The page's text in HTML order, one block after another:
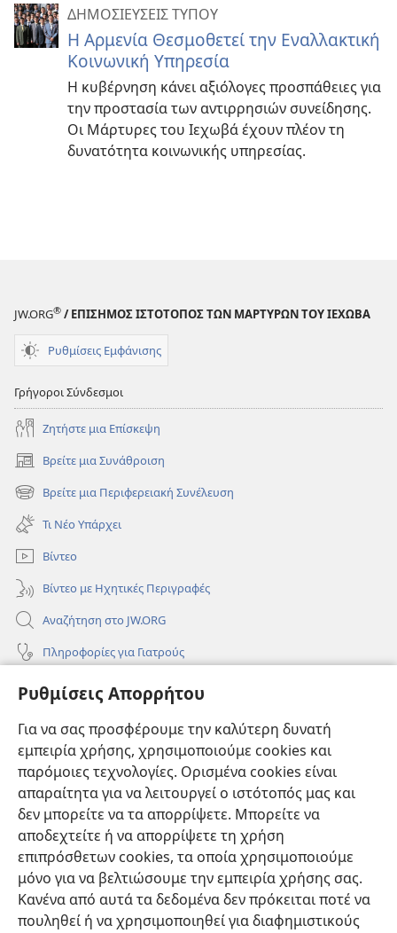
Ρυθμίσεις Απορρήτου
Για να σας προσφέρουμε την καλύτερη δυνατή
εμπειρία χρήσης, χρησιμοποιούμε cookies και
παρόμοιες τεχνολογίες. Ορισμένα cookies είναι
απαραίτητα για να λειτουργεί ο ιστότοπός μας και
δεν μπορείτε να τα απορρίψετε. Μπορείτε να
αποδεχτείτε ή να απορρίψετε τη χρήση
επιπρόσθετων cookies, τα οποία χρησιμοποιούμε
μόνο για να βελτιώσουμε την εμπειρία χρήσης σας.
Κανένα από αυτά τα δεδομένα δεν πρόκειται ποτέ να
πουληθεί ή να χρησιμοποιηθεί για διαφημιστικούς
ΔΗΜΟΣΙΕΥΣΕΙΣ ΤΥΠΟΥ
Η Αρμενία Θεσμοθετεί την Εναλλακτική
Κοινωνική Υπηρεσία
Η κυβέρνηση κάνει αξιόλογες προσπάθειες για
την προστασία των αντιρρησιών συνείδησης.
Οι Μάρτυρες του Ιεχωβά έχουν πλέον τη
δυνατότητα κοινωνικής υπηρεσίας.
JW.ORG® / ΕΠΙΣΗΜΟΣ ΙΣΤΟΤΟΠΟΣ ΤΩΝ ΜΑΡΤΥΡΩΝ ΤΟΥ ΙΕΧΩΒΑ
Ρυθμίσεις Εμφάνισης
Γρήγοροι Σύνδεσμοι
Ζητήστε μια Επίσκεψη
Βρείτε μια Συνάθροιση
(ανοίγει
νέο
παράθυρο)
Βρείτε μια Περιφερειακή Συνέλευση
(ανοίγει
νέο
παράθυρο)
Τι Νέο Υπάρχει
Βίντεο
Βίντεο με Ηχητικές Περιγραφές
Αναζήτηση στο JW.ORG
Πληροφορίες για Γιατρούς
Πληροφορίες για Επίσημους Φορείς και ΜΜΕ
Συνεισφορές
(ανοίγει
παράθυρο)ΔΙΑΔΙΚΤΥΑΚΗ ΒΙΒΛΙΟΘΗΚΗ της Σκοπιάς™
(ανοίγει
νέο
παράθυρο)
JW Hub ®
(ανοίγει
νέο
παράθυρο)JW Library®
Βιβλιοθήκη της Σκοπιάς